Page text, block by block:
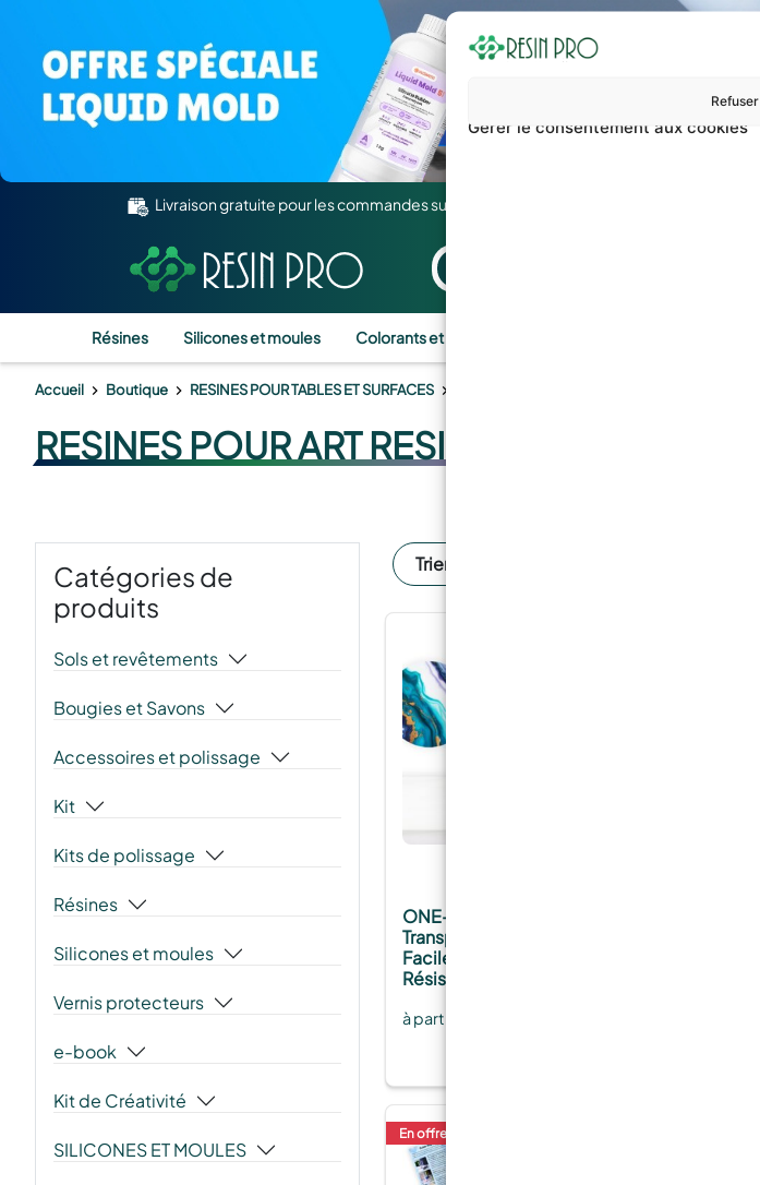
Gérer le consentement aux cookies
Refuser
Livraison gratuite pour les commandes supérieures à 99 €
Résines Silicones et moules Colorants et Pigments
Accueil Boutique RESINES POUR TABLES ET SURFACES
RESINES POUR ART RESIN
Catégories de
produits
Sols et revêtements
Bougies et Savons
Accessoires et polissage
Kit
Kits de polissage
Résines
Silicones et moules
Vernis protecteurs
e-book
Kit de Créativité
SILICONES ET MOULES
Trier par:
ONE-TO-ONE Résine
Transparente 1:1 – La Plus
Facile à Utiliser et
Résistante à l’Humidité! !
à partir de
En offre